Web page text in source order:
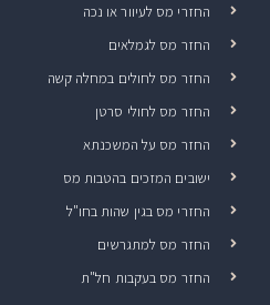
החזרי מס לעיוור או נכה
החזר מס לגמלאים
החזר מס לחולים במחלה קשה
החזר מס לחולי סרטן
החזר מס על המשכנתא
ישובים המזכים בהטבות מס
החזרי מס בגין שהות בחו"ל
החזר מס למתגרשים
החזר מס בעקבות חל"ת